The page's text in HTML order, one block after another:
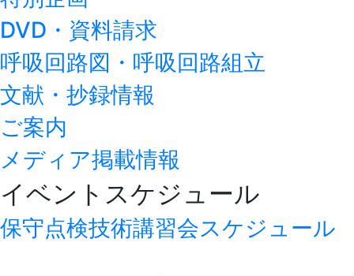
DVD・資料請求
呼吸回路図・呼吸回路組立
文献・抄録情報
ご案内
メディア掲載情報
イベントスケジュール
保守点検技術講習会スケジュール